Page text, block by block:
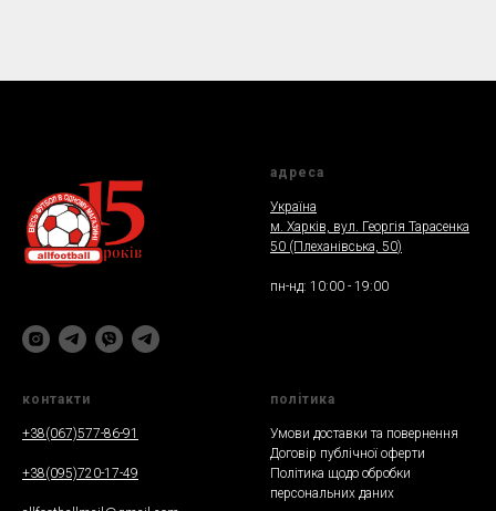
адреса
Україна
м. Харкiв, вул. Георгія Тарасенка
50 (Плеханiвська, 50)
пн-нд: 10:00 - 19:00
контакти
+38(067)577-86-91
+38(095)720-17-49
полiтика
Умови доставки та повернення
Договір публічної оферти
Політика щодо обробки
персональних даних